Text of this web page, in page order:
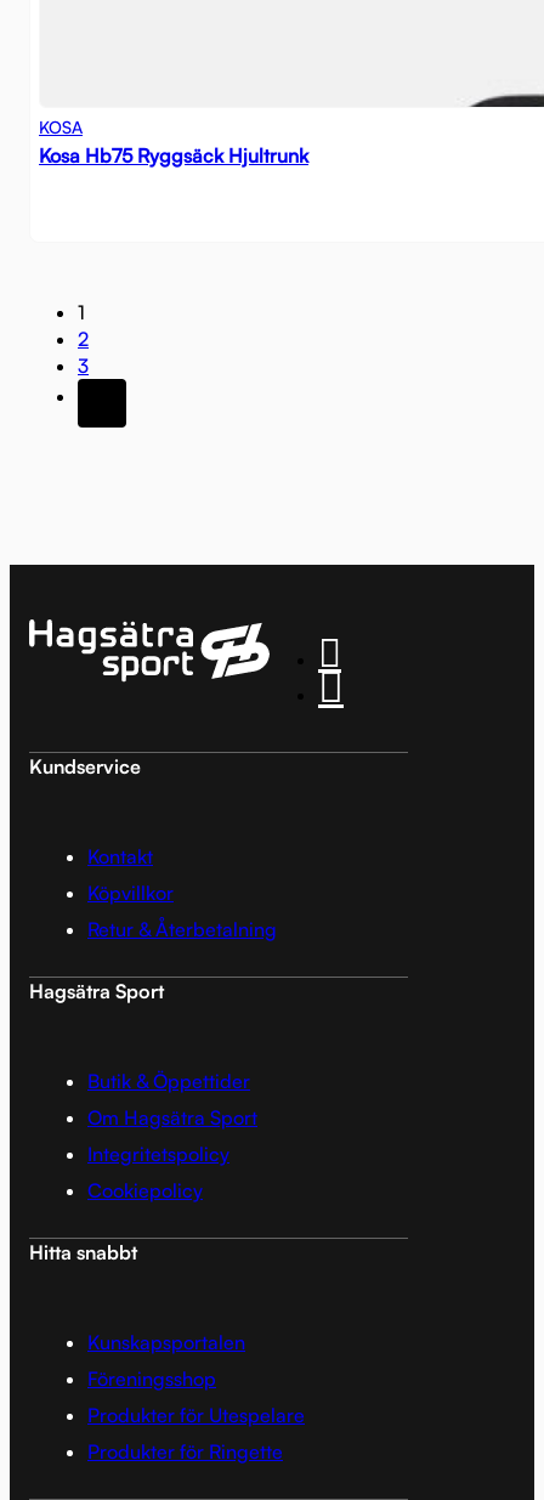
KOSA
Kosa Hb75 Ryggsäck Hjultrunk
1
2
3
Kundservice
Kontakt
Köpvillkor
Retur & Återbetalning
Hagsätra Sport
Butik & Öppettider
Om Hagsätra Sport
Integritetspolicy
Cookiepolicy
Hitta snabbt
Kunskapsportalen
Föreningsshop
Produkter för Utespelare
Produkter för Ringette